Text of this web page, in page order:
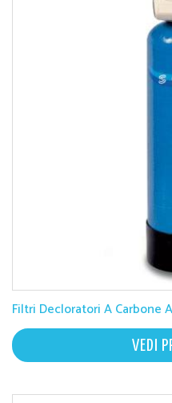
Filtri Decloratori A Carbone
VEDI